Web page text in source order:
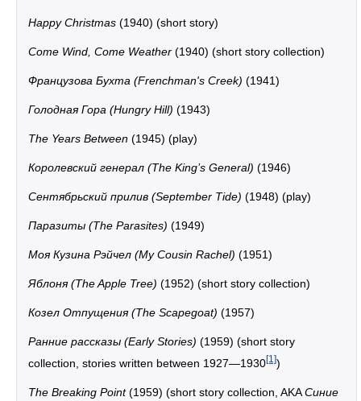
Happy Christmas (1940) (short story)
Come Wind, Come Weather (1940) (short story collection)
Французова Бухта (Frenchman's Creek) (1941)
Голодная Гора (Hungry Hill) (1943)
The Years Between (1945) (play)
Королевский генерал (The King’s General) (1946)
Сентябрьский прилив (September Tide) (1948) (play)
Паразиты (The Parasites) (1949)
Моя Кузина Рэйчел (My Cousin Rachel) (1951)
Яблоня (The Apple Tree) (1952) (short story collection)
Козел Отпущения (The Scapegoat) (1957)
Ранние рассказы (Early Stories) (1959) (short story
collection, stories written between 1927—1930[1])
The Breaking Point(1959) (short story collection, AKAСиние